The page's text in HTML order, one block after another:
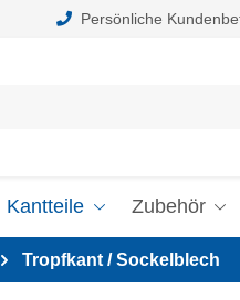
Persönliche
Kantteile Zubehör
Tropfkant / Sockelblech